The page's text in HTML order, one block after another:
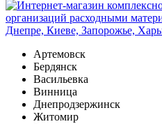
Артемовск
Бердянск
Васильевка
Винница
Днепродзержинск
Житомир